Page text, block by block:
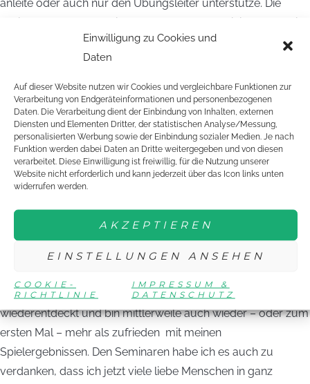
Einwilligung zu Cookies und
Daten
Auf dieser Website nutzen wir Cookies und vergleichbare Funktionen zur
Verarbeitung von Endgeräteinformationen und personenbezogenen
Daten. Die Verarbeitung dient der Einbindung von Inhalten, externen
Diensten und Elementen Dritter, der statistischen Analyse/Messung,
personalisierten Werbung sowie der Einbindung sozialer Medien. Je nach
Funktion werden dabei Daten an Dritte weitergegeben und von diesen
verarbeitet. Diese Einwilligung ist freiwillig, für die Nutzung unserer
Website nicht erforderlich und kann jederzeit über das Icon links unten
widerrufen werden.
AKZEPTIEREN
EINSTELLUNGEN ANSEHEN
COOKIE-
RICHTLINIE
IMPRESSUM &
DATENSCHUTZ
anleite oder auch nur den Übungsleiter unterstütze. Die
Gruppen, die mir am meisten Freude bereiten. Natürlich gibt
es einige Kinder, die aus der Reihe tanzen, aber das war
schon immer so und das wird auch immer so sein. Darüber
hinaus stehen einige Sitzungen der verschiedenen
Abteilungsvorstände an, ich schreibe Berichte für die
Vereinsnachrichten und die „Dorf-Zeitung“, betreue
Tischtennisspiele der Schüler- und Jugendmannschaft und
leite und organisiere ein Filmprojekt, welches in den
Imagefilm des TuS Hillegossen hervorgebracht hat.
Den Spaß am Tischtennis wiederentdeckt
Tischtennistrainings habe ich den Spaß an dieser Sportart
wiederentdeckt und bin mittlerweile auch wieder – oder zum
ersten Mal – mehr als zufrieden mit meinen
Spielergebnissen. Den Seminaren habe ich es auch zu
verdanken, dass ich jetzt viele liebe Menschen in ganz